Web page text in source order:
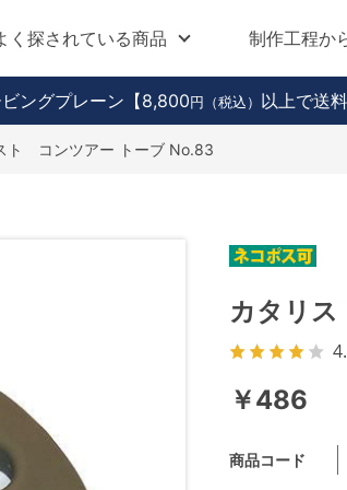
く探されている商品 制作工程か
ングプレーン 【8,800 円（税込） 以上で送
ト コンツアー トーブ No.83
カタリ
￥486
商品コード